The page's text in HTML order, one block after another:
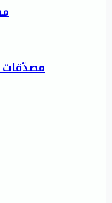
مصدّقات